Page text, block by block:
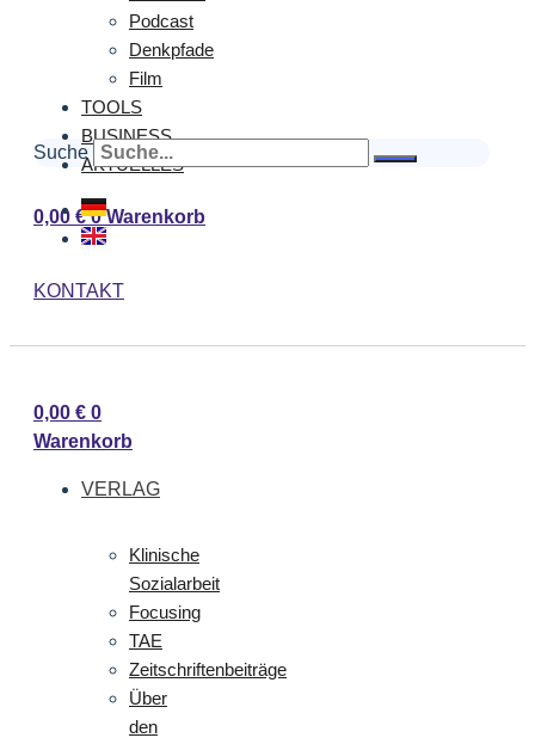
Podcast
Denkpfade
Film
TOOLS
BUSINESS
AKTUELLES
Suche
0,00 € 0 Warenkorb
KONTAKT
0,00 € 0
Warenkorb
VERLAG
Klinische
Sozialarbeit
Focusing
TAE
Zeitschriftenbeiträge
Über
den